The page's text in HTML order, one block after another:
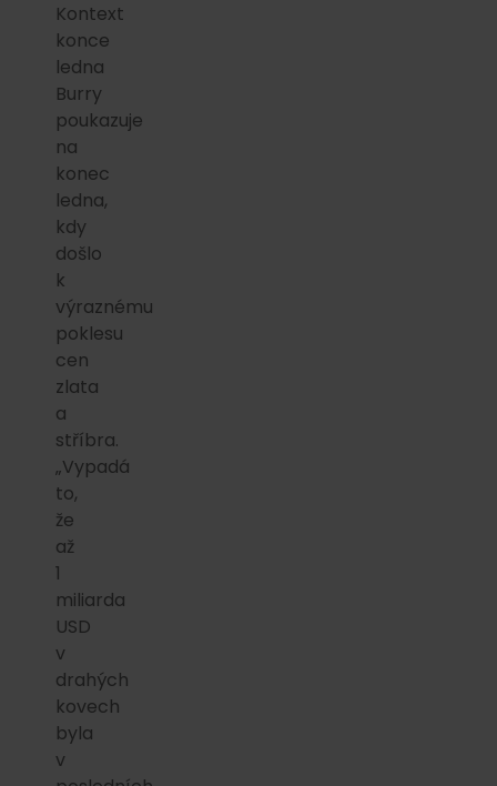
Kontext
konce
ledna
Burry
poukazuje
na
konec
ledna,
kdy
došlo
k
výraznému
poklesu
cen
zlata
a
stříbra.
„Vypadá
to,
že
až
1
miliarda
USD
v
drahých
kovech
byla
v